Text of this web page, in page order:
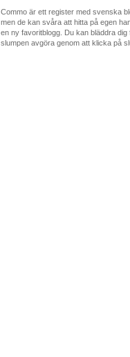
Commo är ett register med svenska
men de kan svåra att hitta på egen
en ny favoritblogg. Du kan bläddra
slumpen avgöra genom att klicka på